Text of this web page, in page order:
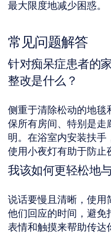
最大限度地减少困惑。
常见问题解答
针对痴呆症患者的
整改是什么？
侧重于清除松动的地毯
保所有房间、特别是走
明。在浴室内安装扶手
使用小夜灯有助于防止
我该如何更轻松地
说话要慢且清晰，使用
他们回应的时间，避免
表情和触摸来帮助传达